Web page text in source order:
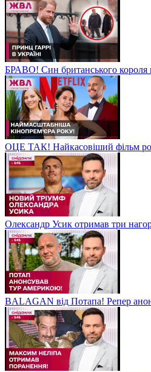
БРАВО! Син британського
ОЦЕ ТАК! Найкасовіший фільм
Олександр Усик отримав три
BALAGAN від Потапа! Репер